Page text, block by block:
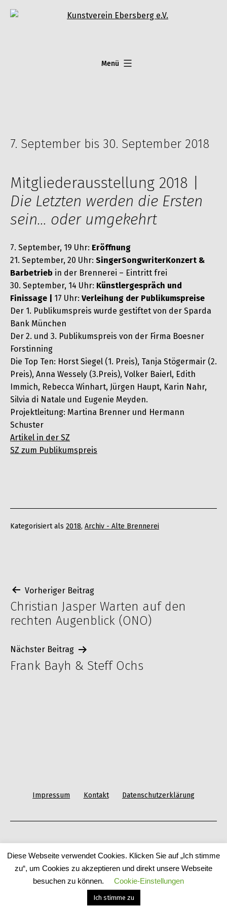
Inhalt
Menü
7. September bis 30. September 2018
Mitgliederausstellung 2018 |
Die Letzten werden die Ersten
sein… oder umgekehrt
7. September, 19 Uhr: Eröffnung
21. September, 20 Uhr: SingerSongwriterKonzert &
Barbetrieb in der Brennerei – Eintritt frei
30. September, 14 Uhr: Künstlergespräch und
Finissage | 17 Uhr: Verleihung der Publikumspreise
Der 1. Publikumspreis wurde gestiftet von der Sparda
Bank München
Der 2. und 3. Publikumspreis von der Firma Boesner
Forstinning
Die Top Ten: Horst Siegel (1. Preis), Tanja Stögermair (2.
Preis), Anna Wessely (3.Preis), Volker Baierl, Edith
Immich, Rebecca Winhart, Jürgen Haupt, Karin Nahr,
Silvia di Natale und Eugenie Meyden.
Projektleitung: Martina Brenner und Hermann
Schuster
Artikel in der SZ
SZ zum Publikumspreis
Kategorisiert als 2018, Archiv - Alte Brennerei
Beitragsnavigation
Vorheriger Beitrag
Christian Jasper Warten auf den
rechten Augenblick (ONO)
Nächster Beitrag
Frank Bayh & Steff Ochs
Impressum Kontakt Datenschutzerklärung
Datenschutzerklärung
Diese Webseite verwendet Cookies. Klicken Sie auf „Ich stimme
zu“, um Cookies zu akzeptieren und direkt unsere Webseite
besuchen zu können.
Cookie-Einstellungen
Ich stimme zu